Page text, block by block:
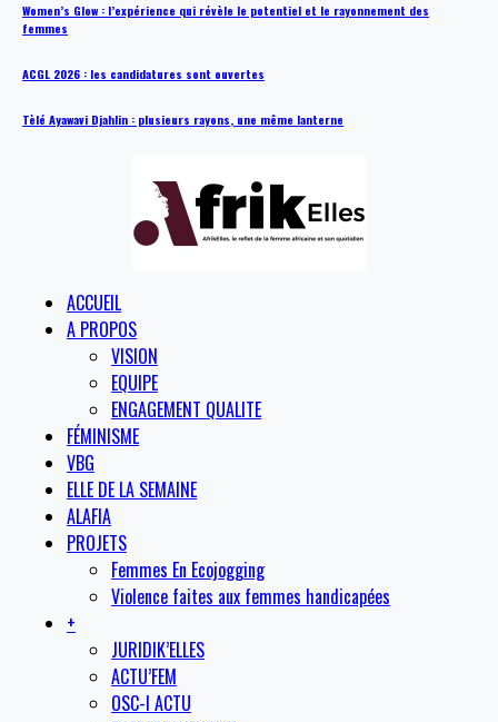
Women’s Glow : l’expérience qui révèle le potentiel et le rayonnement des
femmes
ACGL 2026 : les candidatures sont ouvertes
Tèlé Ayawavi Djahlin : plusieurs rayons, une même lanterne
ACCUEIL
A PROPOS
VISION
EQUIPE
ENGAGEMENT QUALITE
FÉMINISME
VBG
ELLE DE LA SEMAINE
ALAFIA
PROJETS
Femmes En Ecojogging
Violence faites aux femmes handicapées
+
JURIDIK’ELLES
ACTU’FEM
OSC-I ACTU